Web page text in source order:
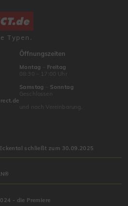
Typen.
Öffnungszeiten
Montag
Freitag
08:30 – 17:00 Uhr
Samstag
Sonntag
Geschlossen
und nach Vereinbarung.
schließt zum 30.09.2025
- die Premiere